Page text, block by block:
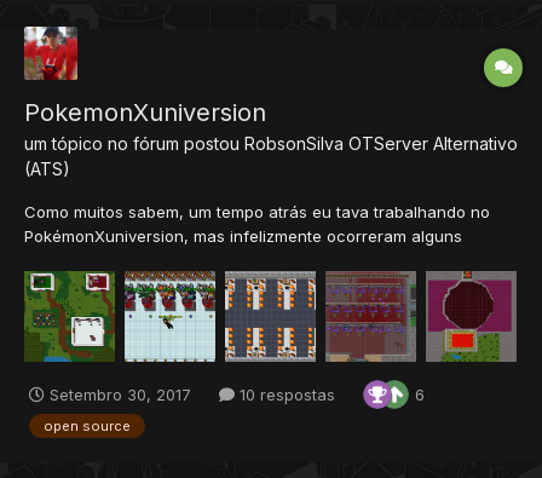
PokemonXuniversion
um tópico no fórum postou RobsonSilva OTServer Alternativo
(ATS)
Como muitos sabem, um tempo atrás eu tava trabalhando no
PokémonXuniversion, mas infelizmente ocorreram alguns
cansei de pedi ajuda alguns amigos pra da uma força e venho
trazer pra vocês meu projeto PxU e parando com Otserv, dessa
vez para semp...
Setembro 30, 2017 10 respostas 6
open source